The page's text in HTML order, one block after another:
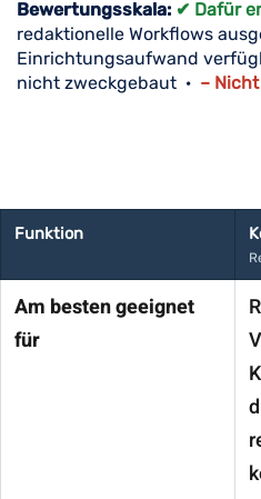
Bewertungsskala: ✔ Dafür
redaktionelle Workflows
Einrichtungsaufwand
nicht zweckgebaut · –
Funktion
Am besten geeignet
für